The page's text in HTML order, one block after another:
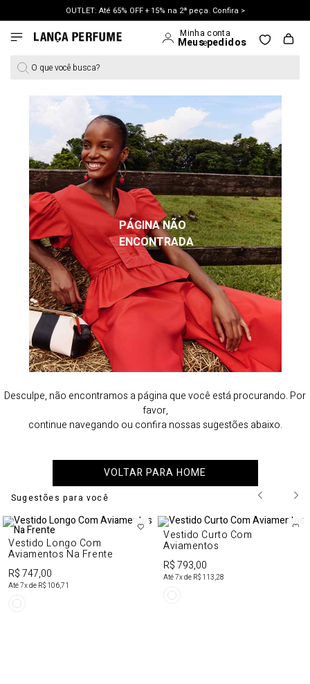
OUTLET: Até 65% OFF + 15% na 2ª peça. Confira >
O que você busca?
PÁGINA NÃO
ENCONTRADA
Desculpe, não encontramos a página que você está procurando. Por
favor,
continue navegando ou confira nossas sugestões abaixo.
VOLTAR PARA HOME
Sugestões para você
Vestido Longo Com
Aviamentos Na Frente
R$ 747,00
Até7x de R$ 106,71
Vestido Curto Com
Aviamentos
R$ 793,00
Até7x de R$ 113,28